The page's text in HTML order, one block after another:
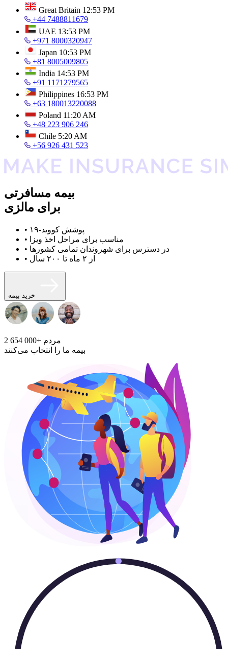
Great Britain 12:53 PM
+44 7488811679
UAE 13:53 PM
+971 8000320947
Japan 10:53 PM
+81 8005009805
India 14:53 PM
+91 1171279565
Philippines 16:53 PM
+63 180013220088
Poland 11:20 AM
+48 223 906 246
Chile 5:20 AM
+56 926 431 523
بیمه مسافرتی
برای مالزی
• پوشش کووید-۱۹
• مناسب برای مراحل اخذ ویزا
• در دسترس برای شهروندان تمامی کشورها
• از ۲ ماه تا ۲۰۰ سال
خرید بیمه
2 654 000+ مردم
بیمه ما را انتخاب می‌کنند